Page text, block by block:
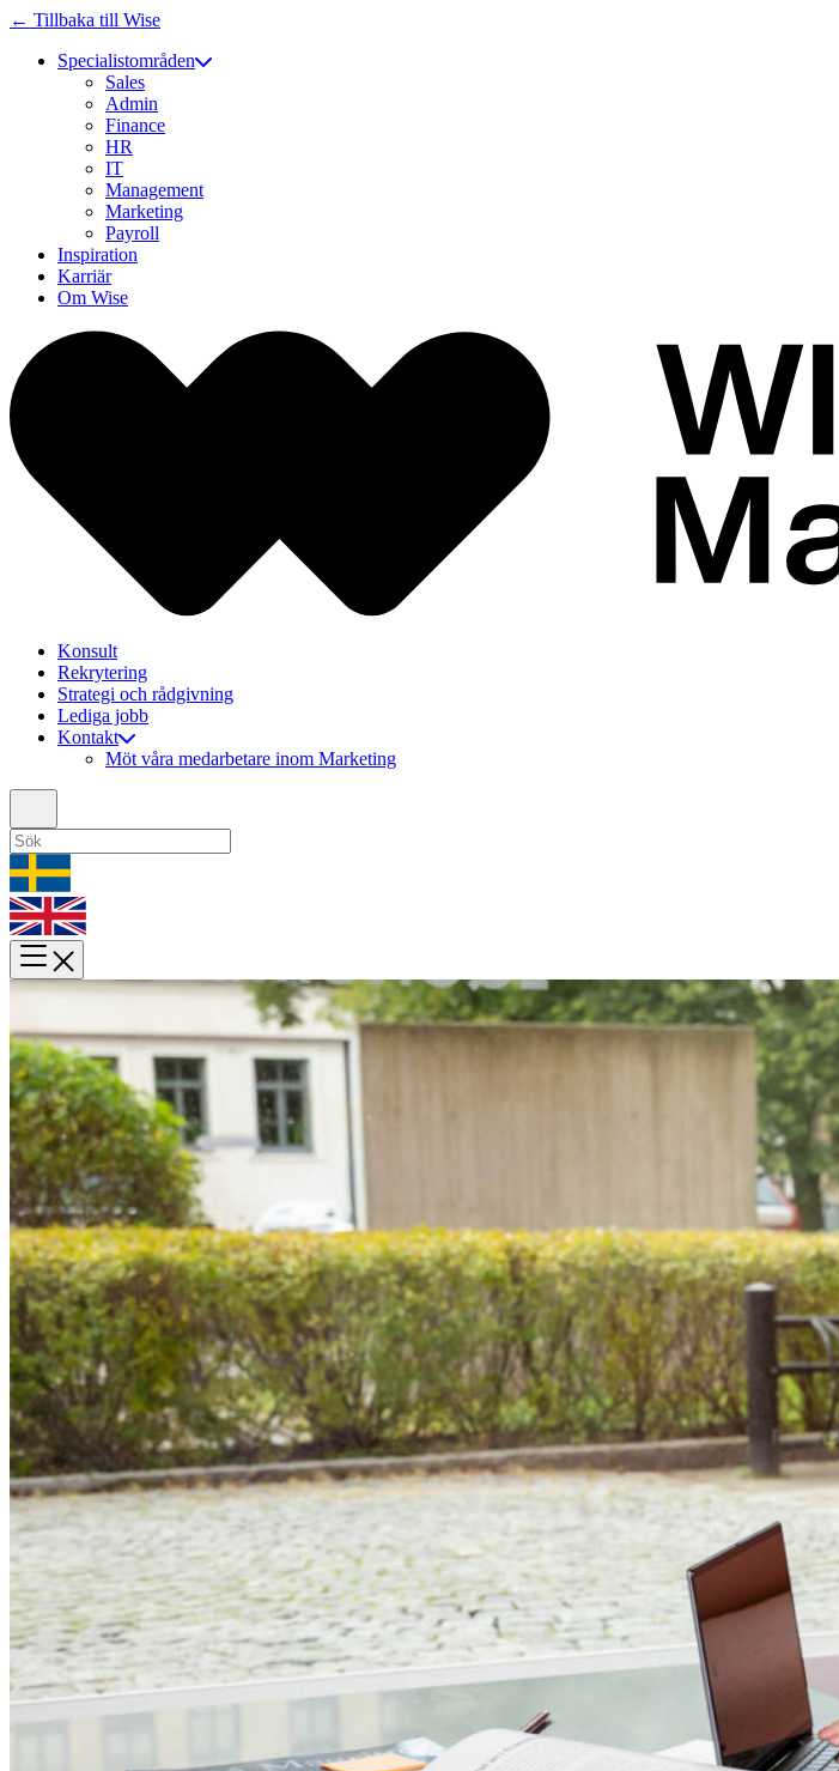
← Tillbaka till Wise
Specialistområden
Sales
Admin
Finance
HR
IT
Management
Marketing
Payroll
Inspiration
Karriär
Om Wise
Konsult
Rekrytering
Strategi och rådgivning
Lediga jobb
Kontakt
Möt våra medarbetare inom Marketing